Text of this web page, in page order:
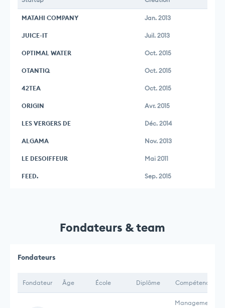
MATAHI COMPANY Jan. 2013
JUICE-IT Juil. 2013
OPTIMAL WATER Oct. 2015
OTANTIQ Oct. 2015
42TEA Oct. 2015
ORIGIN Avr. 2015
LES VERGERS DE Déc. 2014
ALGAMA Nov. 2013
LE DESOIFFEUR Mai 2011
FEED. Sep. 2015
Fondateurs & team
Fondateurs
Fondateur Âge École Diplôme Compétences
Management,